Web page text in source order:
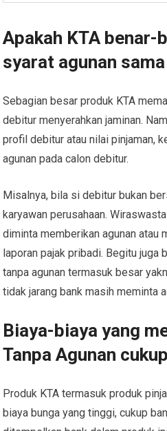
Apakah KTA benar-
syarat agunan
Sebagian besar produk KTA
debitur menyerahkan jaminan.
profil debitur atau nilai pinjaman,
agunan pada calon debitur.
Misalnya, bila si debitur bukan
karyawan perusahaan.
diminta memberikan agunan atau
laporan pajak pribadi. Begitu juga
tanpa agunan termasuk besar
tidak jarang bank masih meminta
Biaya-biaya yang
Tanpa Agunan
Produk KTA termasuk produk
biaya bunga yang tinggi, cukup